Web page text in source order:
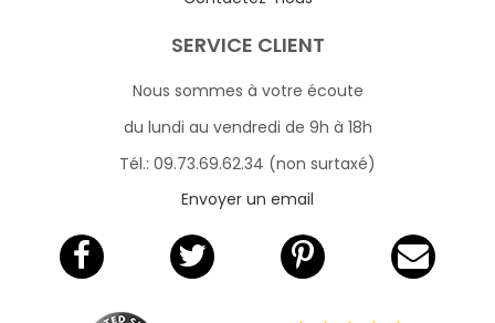
SERVICE CLIENT
Nous sommes à votre écoute
du lundi au vendredi de 9h à 18h
Tél.: 09.73.69.62.34 (non surtaxé)
Envoyer un email